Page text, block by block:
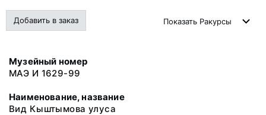
Добавить в заказ Показать Ракурсы
Музейный номер
МАЭ И 1629-99
Наименование, название
Вид Кыштымова улуса